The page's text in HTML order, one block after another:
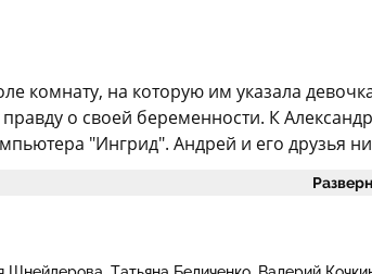
комнату, на которую им указала
о своей беременности. К
"Ингрид". Андрей и его друзья